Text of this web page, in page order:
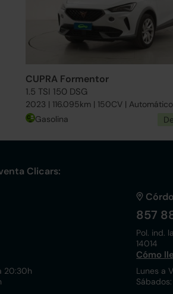
CUPRA Formentor
1.5 TSI 150 DSG
2023 | 116.095km | 150CV | Automático
Gasolina
Clicars:
20:30h
857
Pol. ind.
14014
Cómo
Lunes a